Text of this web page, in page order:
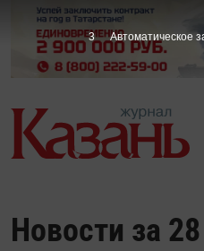
Новости за
3 Автоматическое